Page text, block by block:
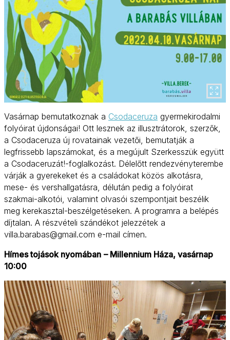
Vasárnap bemutatkoznak a Csodaceruza gyermekirodalmi
folyóirat újdonságai! Ott lesznek az illusztrátorok, szerzők,
a Csodaceruza új rovatainak vezetői, bemutatják a
legfrissebb lapszámokat, és a megújult Szerkesszük együtt
a Csodaceruzát!-foglalkozást. Délelőtt rendezvényterembe
várják a gyerekeket és a családokat közös alkotásra,
mese- és vershallgatásra, délután pedig a folyóirat
szakmai-alkotói, valamint olvasói szempontjait beszélik
meg kerekasztal-beszélgetéseken. A programra a belépés
díjtalan. A részvételi szándékot jelezzétek a
villa.barabas@gmail.com e-mail címen.
Hímes tojások nyomában – Millennium Háza, vasárnap
10:00